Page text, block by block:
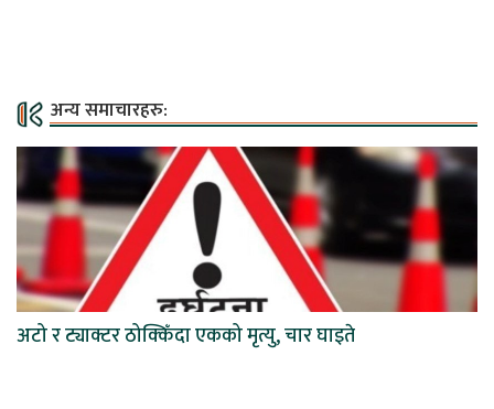
अन्य समाचारहरु:
अटो र ट्याक्टर ठोक्किँदा एकको मृत्यु, चार घाइते